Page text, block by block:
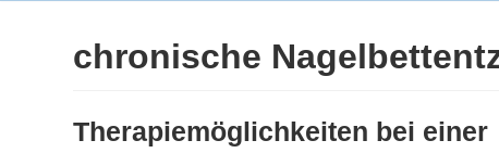
chronische
Therapiemöglichkeiten bei einer